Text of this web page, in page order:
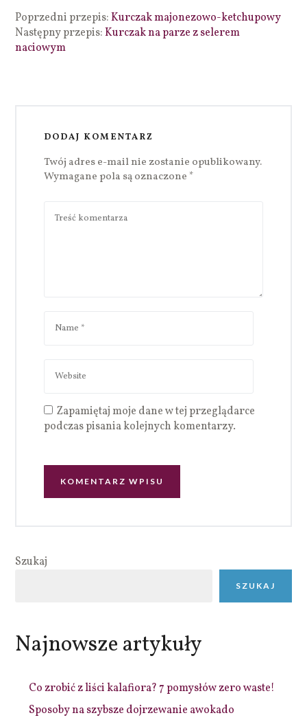
Poprzedni przepis:Kurczak majonezowo-ketchupowy
Następny przepis:Kurczak na parze z selerem
naciowym
DODAJ KOMENTARZ
Twój adres e-mail nie zostanie opublikowany.
Wymagane pola są oznaczone *
Zapamiętaj moje dane w tej przeglądarce
podczas pisania kolejnych komentarzy.
Szukaj
SZUKAJ
Najnowsze artykuły
Co zrobić z liści kalafiora? 7 pomysłów zero waste!
Sposoby na szybsze dojrzewanie awokado